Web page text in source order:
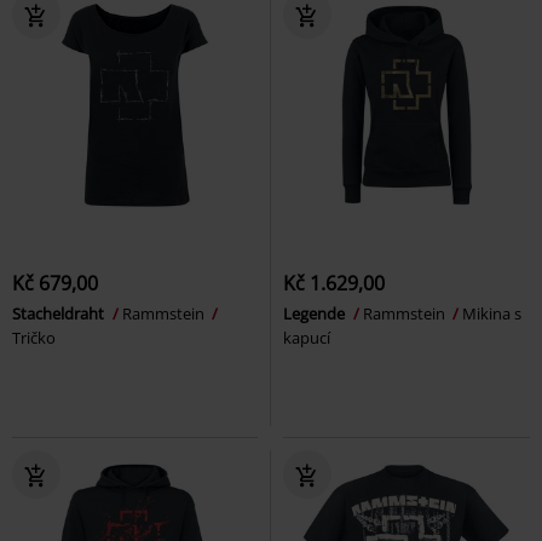
Kč 679,00
Stacheldraht
Rammstein
Tričko
Kč 1.629,00
Legende Rammstein
Mikina s
kapucí